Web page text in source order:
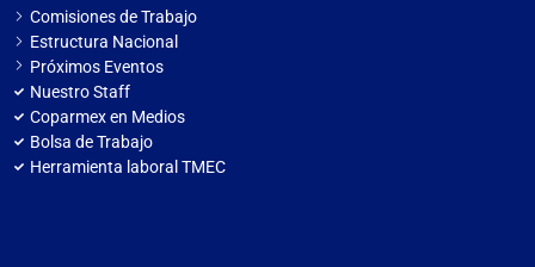
Comisiones de Trabajo
Estructura Nacional
Próximos Eventos
Nuestro Staff
Coparmex en Medios
Bolsa de Trabajo
Herramienta laboral TMEC